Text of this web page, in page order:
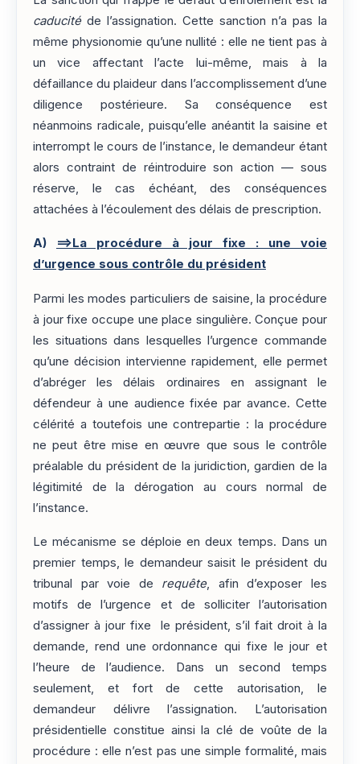
caducitéde l’assignation. Cette sanction n’a pas la
même physionomie qu’une nullité : elle ne tient pas à
un vice affectant l’acte lui-même, mais à la
défaillance du plaideur dans l’accomplissement d’une
diligence postérieure. Sa conséquence est
néanmoins radicale, puisqu’elle anéantit la saisine et
interrompt le cours de l’instance, le demandeur étant
alors contraint de réintroduire son action — sous
réserve, le cas échéant, des conséquences
attachées à l’écoulement des délais de prescription.
A)
==>La procédure à jour fixe : une voie
d’urgence sous contrôle du président
Parmi les modes particuliers de saisine, la procédure
à jour fixe occupe une place singulière. Conçue pour
les situations dans lesquelles l’urgence commande
qu’une décision intervienne rapidement, elle permet
d’abréger les délais ordinaires en assignant le
défendeur à une audience fixée par avance. Cette
célérité a toutefois une contrepartie : la procédure
ne peut être mise en œuvre que sous le contrôle
préalable du président de la juridiction, gardien de la
légitimité de la dérogation au cours normal de
l’instance.
Le mécanisme se déploie en deux temps. Dans un
premier temps, le demandeur saisit le président du
tribunal par voie de requête, afin d’exposer les
motifs de l’urgence et de solliciter l’autorisation
d’assigner à jour fixe le président, s’il fait droit à la
demande, rend une ordonnance qui fixe le jour et
l’heure de l’audience. Dans un second temps
seulement, et fort de cette autorisation, le
demandeur délivre l’assignation. L’autorisation
présidentielle constitue ainsi la clé de voûte de la
procédure : elle n’est pas une simple formalité, mais